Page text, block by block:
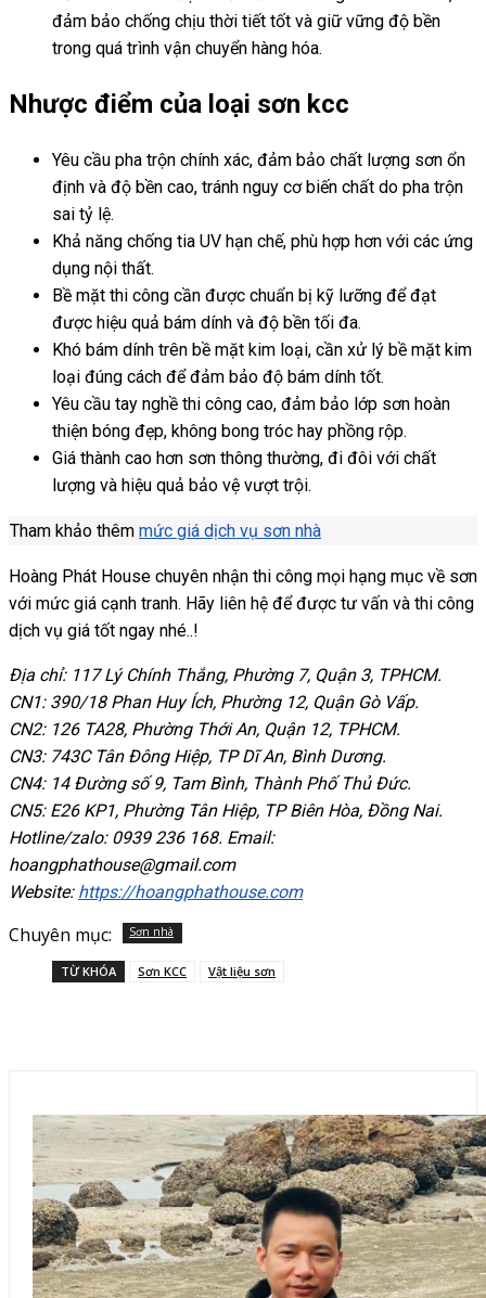
đảm bảo chống chịu thời tiết tốt và giữ vững độ bền
trong quá trình vận chuyển hàng hóa.
Nhược điểm của loại sơn kcc
Yêu cầu pha trộn chính xác, đảm bảo chất lượng sơn ổn
định và độ bền cao, tránh nguy cơ biến chất do pha trộn
sai tỷ lệ.
Khả năng chống tia UV hạn chế, phù hợp hơn với các ứng
dụng nội thất.
Bề mặt thi công cần được chuẩn bị kỹ lưỡng để đạt
được hiệu quả bám dính và độ bền tối đa.
Khó bám dính trên bề mặt kim loại, cần xử lý bề mặt kim
loại đúng cách để đảm bảo độ bám dính tốt.
Yêu cầu tay nghề thi công cao, đảm bảo lớp sơn hoàn
thiện bóng đẹp, không bong tróc hay phồng rộp.
Giá thành cao hơn sơn thông thường, đi đôi với chất
lượng và hiệu quả bảo vệ vượt trội.
Tham khảo thêm mức giá dịch vụ sơn nhà
Hoàng Phát House chuyên nhận thi công mọi hạng mục về sơn
với mức giá cạnh tranh. Hãy liên hệ để được tư vấn và thi công
dịch vụ giá tốt ngay nhé..!
Địa chỉ: 117 Lý Chính Thắng, Phường 7, Quận 3, TPHCM.
CN1: 390/18 Phan Huy Ích, Phường 12, Quận Gò Vấp.
CN2: 126 TA28, Phường Thới An, Quận 12, TPHCM.
CN3: 743C Tân Đông Hiệp, TP Dĩ An, Bình Dương.
CN4: 14 Đường số 9, Tam Bình, Thành Phố Thủ Đức.
CN5: E26 KP1, Phường Tân Hiệp, TP Biên Hòa, Đồng Nai.
Hotline/zalo: 0939 236 168. Email:
hoangphathouse@gmail.com
Website: https://hoangphathouse.com
Chuyên mục: Sơn nhà
TỪ KHÓA Sơn KCC Vật liệu sơn